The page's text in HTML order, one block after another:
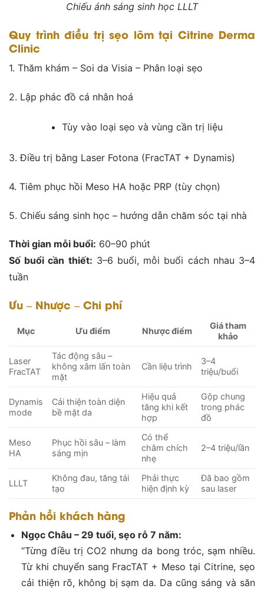
Chiếu ánh sáng sinh học LLLT
Quy trình điều trị sẹo lõm tại Citrine Derma
Clinic
1. Thăm khám – Soi da Visia – Phân loại sẹo
2. Lập phác đồ cá nhân hoá
Tùy vào loại sẹo và vùng cần trị liệu
3. Điều trị bằng Laser Fotona (FracTAT + Dynamis)
4. Tiêm phục hồi Meso HA hoặc PRP (tùy chọn)
5. Chiếu sáng sinh học – hướng dẫn chăm sóc tại nhà
Thời gian mỗi buổi: 60–90 phút
Số buổi cần thiết: 3–6 buổi, mỗi buổi cách nhau 3–4
tuần
Ưu – Nhược – Chi phí
Mục Ưu điểm Nhược điểm
Giá tham
khảo
Laser
FracTAT
Tác động sâu –
không xâm lấn toàn
mặt
Cần liệu trình
3–4
triệu/buổi
Dynamis
mode
Cải thiện toàn diện
bề mặt da
Hiệu quả
tăng khi kết
hợp
Gộp chung
trong phác
đồ
Meso
HA
Phục hồi sâu – làm
sáng mịn
Có thể
châm chích
nhẹ
2–4 triệu/lần
LLLT
Không đau, tăng tái
tạo
Phải thực
hiện định kỳ
Đã bao gồm
sau laser
Phản hồi khách hàng
Ngọc Châu – 29 tuổi, sẹo rỗ 7 năm:
“Từng điều trị CO2 nhưng da bong tróc, sạm nhiều.
Từ khi chuyển sang FracTAT + Meso tại Citrine, sẹo
cải thiện rõ, không bị sạm da. Da cũng sáng và săn